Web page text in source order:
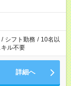
/ シフト勤務 / 10名以
ル不要
詳細へ